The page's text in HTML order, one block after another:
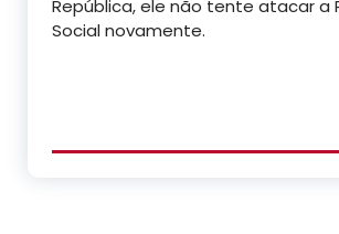
República, ele não tente atacar a
Social novamente.